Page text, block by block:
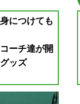
につけても
ーチ達が開
ッズ